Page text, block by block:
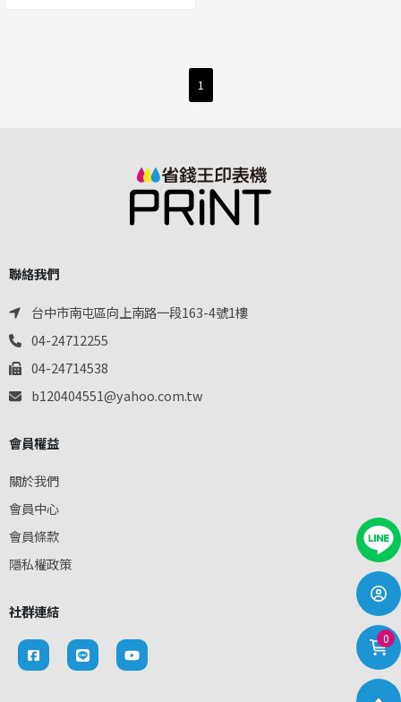
0
1
聯絡我們
台中市南屯區向上南路一段163-4號1樓
04-24712255
04-24714538
b120404551@yahoo.com.tw
會員權益
關於我們
會員中心
會員條款
隱私權政策
社群連結